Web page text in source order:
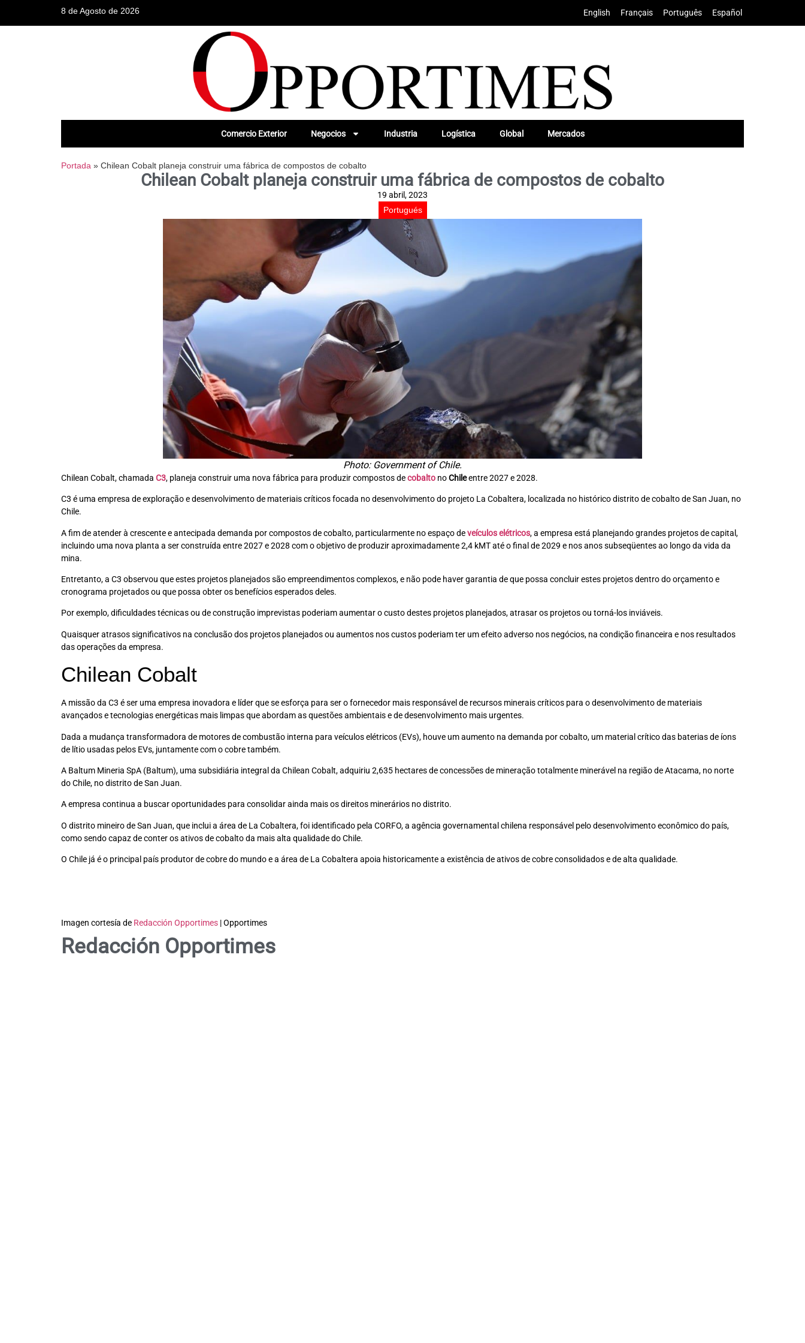
8 de Agosto de 2026 English Français Português Español
Comercio Exterior Negocios Industria Logística Global Mercados
Portada » Chilean Cobalt planeja construir uma fábrica de compostos de cobalto
Chilean Cobalt planeja construir uma fábrica de compostos de cobalto
19 abril, 2023
Portugués
Photo: Government of Chile.
Chilean Cobalt, chamada C3, planeja construir uma nova fábrica para produzir compostos decobalto noChileentre 2027 e 2028.
C3 é uma empresa de exploração e desenvolvimento de materiais críticos focada no desenvolvimento do projeto La Cobaltera, localizada no histórico distrito de cobalto de San Juan, no
Chile.
A fim de atender à crescente e antecipada demanda por compostos de cobalto, particularmente no espaço deveículos elétricos, a empresa está planejando grandes projetos de capital,
incluindo uma nova planta a ser construída entre 2027 e 2028 com o objetivo de produzir aproximadamente 2,4 kMT até o final de 2029 e nos anos subseqüentes ao longo da vida da
mina.
Entretanto, a C3 observou que estes projetos planejados são empreendimentos complexos, e não pode haver garantia de que possa concluir estes projetos dentro do orçamento e
cronograma projetados ou que possa obter os benefícios esperados deles.
Por exemplo, dificuldades técnicas ou de construção imprevistas poderiam aumentar o custo destes projetos planejados, atrasar os projetos ou torná-los inviáveis.
Quaisquer atrasos significativos na conclusão dos projetos planejados ou aumentos nos custos poderiam ter um efeito adverso nos negócios, na condição financeira e nos resultados
das operações da empresa.
Chilean Cobalt
A missão da C3 é ser uma empresa inovadora e líder que se esforça para ser o fornecedor mais responsável de recursos minerais críticos para o desenvolvimento de materiais
avançados e tecnologias energéticas mais limpas que abordam as questões ambientais e de desenvolvimento mais urgentes.
Dada a mudança transformadora de motores de combustão interna para veículos elétricos (EVs), houve um aumento na demanda por cobalto, um material crítico das baterias de íons
de lítio usadas pelos EVs, juntamente com o cobre também.
A Baltum Mineria SpA (Baltum), uma subsidiária integral da Chilean Cobalt, adquiriu 2,635 hectares de concessões de mineração totalmente minerável na região de Atacama, no norte
do Chile, no distrito de San Juan.
A empresa continua a buscar oportunidades para consolidar ainda mais os direitos minerários no distrito.
O distrito mineiro de San Juan, que inclui a área de La Cobaltera, foi identificado pela CORFO, a agência governamental chilena responsável pelo desenvolvimento econômico do país,
como sendo capaz de conter os ativos de cobalto da mais alta qualidade do Chile.
O Chile já é o principal país produtor de cobre do mundo e a área de La Cobaltera apoia historicamente a existência de ativos de cobre consolidados e de alta qualidade.
Imagen cortesía de Redacción Opportimes | Opportimes
Redacción Opportimes